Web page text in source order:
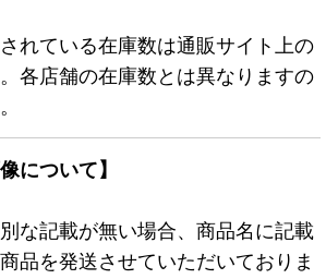
れている在庫数は通販サイト上の
各店舗の在庫数とは異なりますの
について】
な記載が無い場合、商品名に記載
品を発送させていただいておりま